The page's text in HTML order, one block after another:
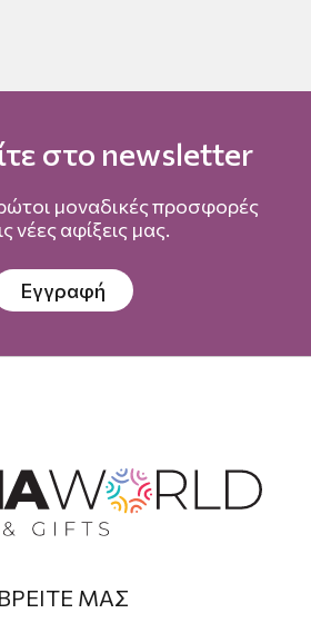
στο newsletter
μοναδικές προσφορές
νέες αφίξεις μας.
Εγγραφή
ΒΡΕΙΤΕ ΜΑΣ